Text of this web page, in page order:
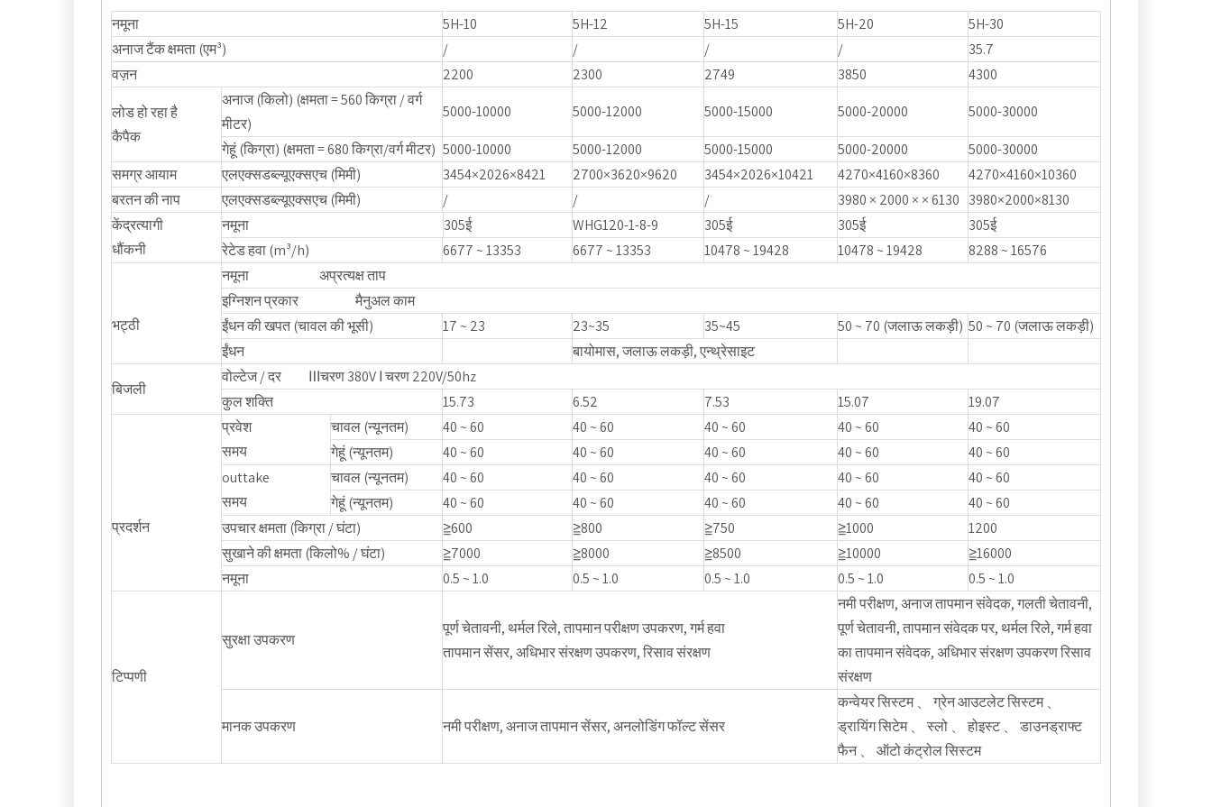
नमूना 5H-10 5H-12 5H-15 5H-20
5H-30
अनाज टैंक क्षमता (एम³)
/ / / /
35.7
वज़न
2200 2300 2749 3850
4300
लोड हो रहा है
कैपैक
अनाज (किलो) (क्षमता = 560 किग्रा / वर्ग
मीटर)
5000-10000 5000-12000 5000-15000 5000-20000
5000-30000
गेहूं (किग्रा) (क्षमता = 680 किग्रा/वर्ग मीटर) 5000-10000 5000-12000 5000-15000 5000-20000
5000-30000
समग्र आयाम
एलएक्सडब्ल्यूएक्सएच (मिमी) 3454×2026×8421 2700×3620×9620 3454×2026×10421 4270×4160×8360
4270×4160×10360
बरतन की नाप
एलएक्सडब्ल्यूएक्सएच (मिमी) / / / 3980 × 2000 × × 6130 3980×2000×8130
केंद्रत्यागी
धौंकनी
नमूना 305ई WHG120-1-8-9 305ई 305ई
305ई
रेटेड हवा (m³/h)
6677 ~ 13353 6677 ~ 13353 10478 ~ 19428 10478 ~ 19428 8288 ~ 16576
भट्ठी
नमूना अप्रत्यक्ष ताप
इग्निशन प्रकार मैनुअल काम
ईंधन की खपत (चावल की भूसी)
17 ~ 23 23~35 35~45 50 ~ 70 (जलाऊ लकड़ी) 50 ~ 70 (जलाऊ लकड़ी)
ईंधन
बायोमास, जलाऊ लकड़ी, एन्थ्रेसाइट
बिजली
वोल्टेज / दर Ⅲचरण 380V Ⅰ चरण 220V/50hz
कुल शक्ति
15.73 6.52 7.53 15.07 19.07
प्रदर्शन
प्रवेश
समय
चावल (न्यूनतम) 40 ~ 60 40 ~ 60 40 ~ 60 40 ~ 60
40 ~ 60
गेहूं (न्यूनतम)
40 ~ 60 40 ~ 60 40 ~ 60 40 ~ 60
40 ~ 60
outtake
समय
चावल (न्यूनतम) 40 ~ 60 40 ~ 60 40 ~ 60 40 ~ 60
40 ~ 60
गेहूं (न्यूनतम)
40 ~ 60 40 ~ 60 40 ~ 60 40 ~ 60
40 ~ 60
उपचार क्षमता (किग्रा / घंटा)
≧600 ≧800 ≧750 ≧1000
1200
सुखाने की क्षमता (किलो% / घंटा)
≧7000 ≧8000 ≧8500 ≧10000
≧16000
नमूना
0.5 ~ 1.0 0.5 ~ 1.0 0.5 ~ 1.0 0.5 ~ 1.0 0.5 ~ 1.0
टिप्पणी
सुरक्षा उपकरण
पूर्ण चेतावनी, थर्मल रिले, तापमान परीक्षण उपकरण, गर्म हवा
तापमान सेंसर, अधिभार संरक्षण उपकरण, रिसाव संरक्षण
नमी परीक्षण, अनाज तापमान संवेदक, गलती चेतावनी,
पूर्ण चेतावनी, तापमान संवेदक पर, थर्मल रिले, गर्म हवा
का तापमान संवेदक, अधिभार संरक्षण उपकरण रिसाव
संरक्षण
मानक उपकरण नमी परीक्षण, अनाज तापमान सेंसर, अनलोडिंग फॉल्ट सेंसर
कन्वेयर सिस्टम 、 ग्रेन आउटलेट सिस्टम 、
ड्रायिंग सिटेम 、 स्लो 、 होइस्ट 、 डाउनड्राफ्ट
फैन 、 ऑटो कंट्रोल सिस्टम